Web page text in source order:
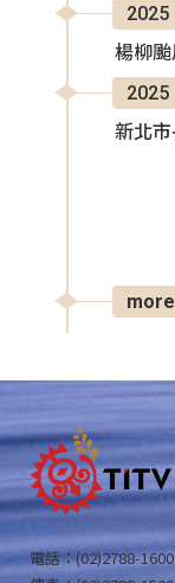
2025
楊柳
2025
新北
more
電話：(02)2788-1600